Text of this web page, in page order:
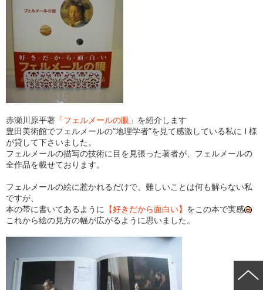
赤瀬川原平著 「フェルメールの眼」 を紹介します
豊田美術館でフェルメールの“地理学者”を見て感激している私に I 様
が貸して下さいました。
フェルメールの描写の技術に目を見張った著者が、フェルメールの
全作品を載せております。
フェルメールの絵に惹かれるだけで、難しいことは何も解らない私
ですが、
本の帯に書いてあるように 【好きだから面白い】 をこの本で実感
これから絵の見方の幅が広がるように思いました。